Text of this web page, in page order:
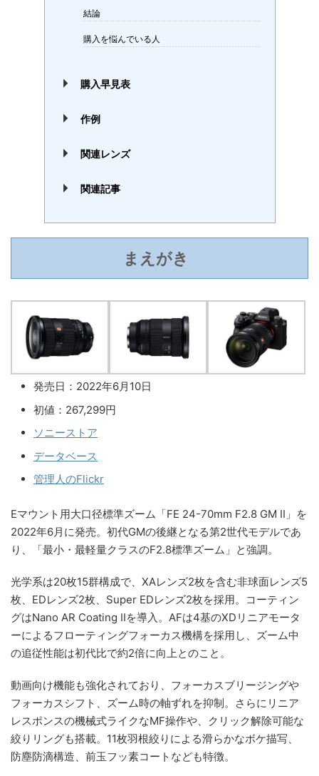
結論
購入を悩んでいる人
購入早見表
作例
関連レンズ
関連記事
まえがき
発売日：2022年6月10日
初値：267,299円
ソニーストア
データベース
管理人のFlickr
Eマウント用大口径標準ズーム「FE 24-70mm F2.8 GM II」を
2022年6月に発売。初代GMの後継となる第2世代モデルであ
り、「最小・最軽量クラスのF2.8標準ズーム」と強調。
光学系は20枚15群構成で、XAレンズ2枚を含む非球面レンズ5
枚、EDレンズ2枚、Super EDレンズ2枚を採用。コーティン
グはNano AR Coating IIを導入。AFは4基のXDリニアモータ
ーによるフローティングフォーカス機構を採用し、ズーム中
の追従性能は初代比で約2倍に向上とのこと。
動画向け機能も強化されており、フォーカスブリージングや
フォーカスシフト、ズーム時の軸ずれを抑制。さらにリニア
レスポンスの機械式ライクなMF操作や、クリック解除可能な
絞りリングも搭載。11枚羽根絞りによる滑らかなボケ描写、
防塵防滴構造、前玉フッ素コートなども特徴。